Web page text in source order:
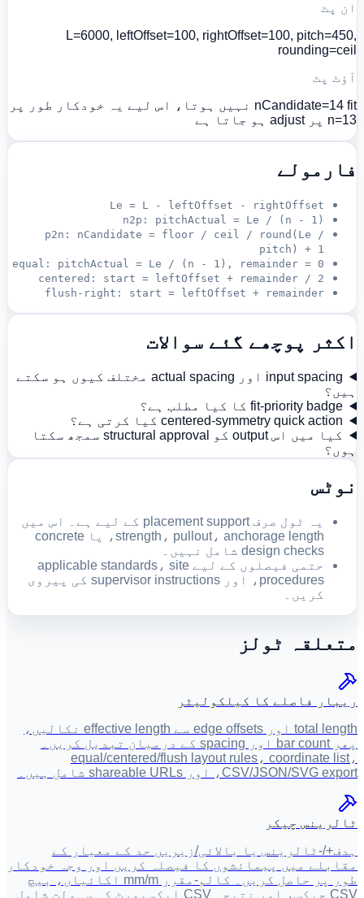
ان پٹ
L=6000, leftOffset=100, rightOffset=100, pitch=450,
rounding=ceil
آؤٹ پٹ
nCandidate=14 fit نہیں ہوتا، اس لیے یہ خودکار طور پر
n=13 پر adjust ہو جاتا ہے
فارمولے
Le = L - leftOffset - rightOffset
n2p: pitchActual = Le / (n - 1)
p2n: nCandidate = floor / ceil / round(Le /
pitch) + 1
equal: pitchActual = Le / (n - 1), remainder = 0
centered: start = leftOffset + remainder / 2
flush-right: start = leftOffset + remainder
اکثر پوچھے گئے سوالات
input spacing اور actual spacing مختلف کیوں ہو سکتے
ہیں؟
fit-priority badge کا کیا مطلب ہے؟
centered-symmetry quick action کیا کرتی ہے؟
کیا میں اس output کو structural approval سمجھ سکتا
ہوں؟
نوٹس
یہ ٹول صرف placement support کے لیے ہے۔ اس میں
strength، pullout، anchorage length، یا concrete
design checks شامل نہیں۔
حتمی فیصلوں کے لیے applicable standards، site
procedures، اور supervisor instructions کی پیروی
کریں۔
متعلقہ ٹولز
ریبار فاصلے کا کیلکولیٹر
total length اور edge offsets سے effective length نکالیں،
پھر bar count اور spacing کے درمیان تبدیل کریں۔
equal/centered/flush layout rules، coordinate list،
CSV/JSON/SVG export، اور shareable URLs شامل ہیں۔
ٹالرینس چیکر
ہدف+/-ٹالرینس یا بالائی/زیریں حد کے معیار کے
مقابلے میں پیمائشوں کا فیصلہ کریں اور وجہ خودکار
طور پر حاصل کریں۔ کالم-مقرر mm/m اکائیاں، بیچ
CSV چیکس، اور نتیجہ CSV ایکسپورٹ کی سہولت شامل